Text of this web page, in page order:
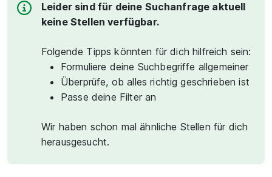
Leider sind für deine Suchanfrage aktuell
keine Stellen verfügbar.
Folgende Tipps könnten für dich hilfreich sein:
Formuliere deine Suchbegriffe allgemeiner
Überprüfe, ob alles richtig geschrieben ist
Passe deine Filter an
Wir haben schon mal ähnliche Stellen für dich
herausgesucht.